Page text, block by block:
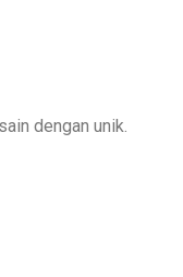
dengan unik.